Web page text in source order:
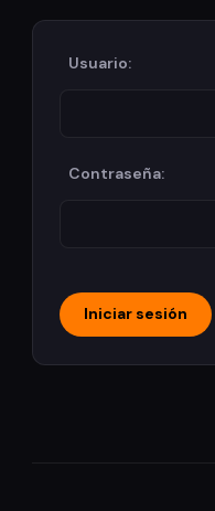
Usuario:
Contraseña: